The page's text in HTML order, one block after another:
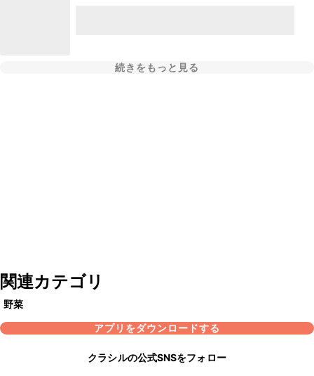
続きをもっと見る
関連カテゴリ
野菜
アプリをダウンロードする
クラシルの公式SNSをフォロー